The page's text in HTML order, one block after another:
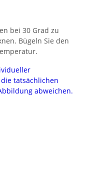
bei 30 Grad zu
Bügeln Sie den
tatsächlichen
abweichen.